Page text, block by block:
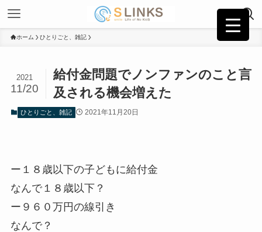
ホーム ひとりごと、雑記
給付金問題でノンファンのこと言
及される機会増えた
2021
11/20
ひとりごと、雑記 2021年11月20日
ー１８歳以下の子どもに給付金
なんで１８歳以下？
ー９６０万円の線引き
なんで？